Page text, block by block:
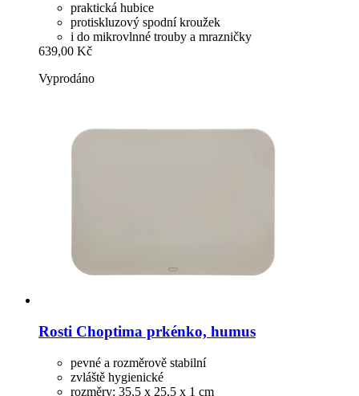
praktická hubice
protiskluzový spodní kroužek
i do mikrovlnné trouby a mrazničky
639,00 Kč
Vyprodáno
Rosti Choptima prkénko, humus
pevné a rozměrově stabilní
zvláště hygienické
rozměry: 35,5 x 25,5 x 1 cm